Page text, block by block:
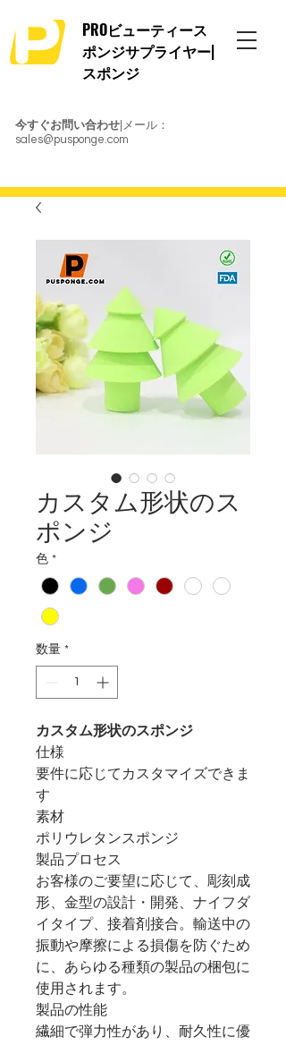
今すぐお問い合わせ |メール：
sales@pusponge.com
PROビューティース
ポンジサプライヤー|
スポンジ
カスタム形状のス
ポンジ
色 *
数量 *
カスタム形状のスポンジ
仕様
要件に応じてカスタマイズできま
す
素材
ポリウレタンスポンジ
製品プロセス
お客様のご要望に応じて、彫刻成
形、金型の設計・開発、ナイフダ
イタイプ、接着剤接合。輸送中の
振動や摩擦による損傷を防ぐため
に、あらゆる種類の製品の梱包に
使用されます。
製品の性能
繊細で弾力性があり、耐久性に優